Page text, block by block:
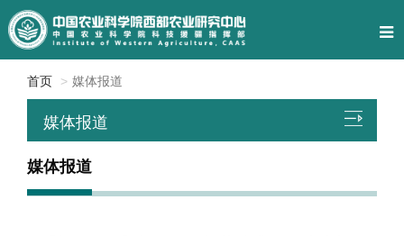
首页 媒体报道
媒体报道
媒体报道